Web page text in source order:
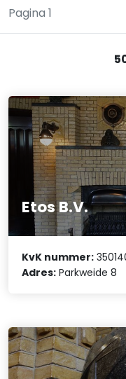
Pagina 1
Etos B.V.
KvK nummer:
Adres: Parkweide 8